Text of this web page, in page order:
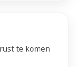
te komen